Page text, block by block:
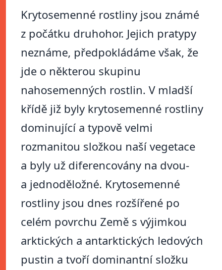
Krytosemenné rostliny jsou známé
z počátku druhohor. Jejich pratypy
neznáme, předpokládáme však, že
jde o některou skupinu
nahosemenných rostlin. V mladší
křídě již byly krytosemenné rostliny
dominující a typově velmi
rozmanitou složkou naší vegetace
a byly už diferencovány na dvou-
a jednoděložné. Krytosemenné
rostliny jsou dnes rozšířené po
celém povrchu Země s výjimkou
arktických a antarktických ledových
pustin a tvoří dominantní složku